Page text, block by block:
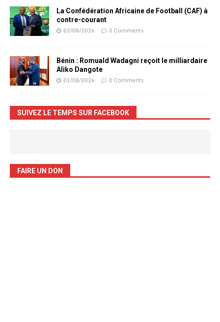
La Confédération Africaine de Football (CAF) à
contre-courant
02/08/2026 0 Comments
Bénin : Romuald Wadagni reçoit le milliardaire
Aliko Dangote
01/08/2026 0 Comments
SUIVEZ LE TEMPS SUR FACEBOOK
FAIRE UN DON